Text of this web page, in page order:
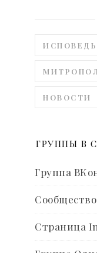
ИСПОВЕДЬ
НОВОСТИ
ГРУППЫ В
Группа
Страница